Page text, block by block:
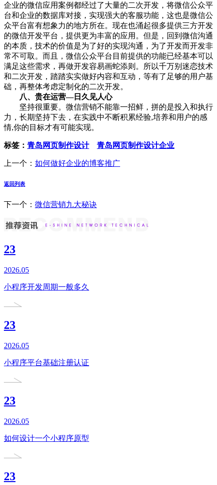
企业的微信应用案例都经过了大量的二次开发，将微信公众平
台和企业的数据库对接，实现强大的客服功能，这也是微信公
众平台富有想象力的地方所在。现在也涌起很多提供三方开发
的微信开发平台，提供更为丰富的应用。但是，回到微信沟通
的本质，技术的价值是为了好的实现沟通，为了开发而开发非
常不可取。而且，微信公众平台目前提供的功能已经基本可以
满足这些需求，再做开发容易画蛇添则。所以千万别迷恋技术
和二次开发，踏踏实实做好内容和互动，等有了足够的用户基
础，再整体考虑定制化的二次开发。
八、贵在运营—日久见人心
坚持很重要。微信营销不能靠一招鲜，拼的是投入和执行
力，长期坚持下去，在实践中不断积累经验,培养和用户的感
情,你的目标才有可能实现。
标签： 青岛网页制作设计 青岛网页制作设计企业
上一个： 如何做好企业的博客推广
返回列表
下一个： 微信营销九大秘诀
23
2026.05
小程序开发周期一般多久
23
2026.05
小程序平台基础注册认证
23
2026.05
如何设计一个小程序原型
23